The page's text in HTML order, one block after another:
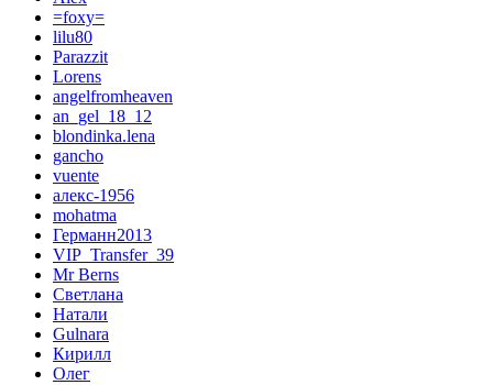
=foxy=
lilu80
Parazzit
Lorens
angelfromheaven
an_gel_18_12
blondinka.lena
gancho
vuente
алекс-1956
mohatma
Германн2013
VIP_Transfer_39
Mr Berns
Светлана
Натали
Gulnara
Кирилл
Олег